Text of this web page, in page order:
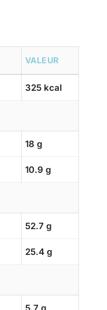
VALEUR
325 kcal
18 g
10.9 g
52.7 g
25.4 g